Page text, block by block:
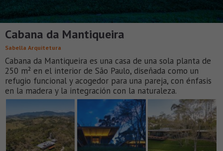
Cabana da Mantiqueira
Sabella Arquitetura
Cabana da Mantiqueira es una casa de una sola planta de
250 m² en el interior de São Paulo, diseñada como un
refugio funcional y acogedor para una pareja, con énfasis
en la madera y la integración con la naturaleza.